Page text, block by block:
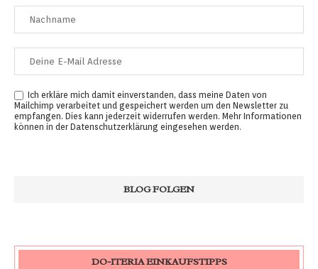
Ich erkläre mich damit einverstanden, dass meine Daten von
Mailchimp verarbeitet und gespeichert werden um den Newsletter zu
empfangen. Dies kann jederzeit widerrufen werden. Mehr Informationen
können in der Datenschutzerklärung eingesehen werden.
DO-ITERIA EINKAUFSTIPPS